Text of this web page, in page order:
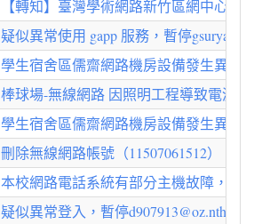
【轉知】臺灣學術網路新竹區網中心
疑似異常使用 gapp 服務，暫停
學生宿舍區儒齋網路機房設備發生異常
棒球場-無線網路 因照明工程導致電源
學生宿舍區儒齋網路機房設備發生異常
刪除無線網路帳號（11507061512），
本校網路電話系統有部分主機故障，目
疑似異常登入，暫停